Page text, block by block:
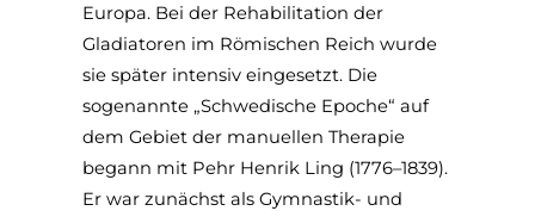
Europa. Bei der Rehabilitation der
Gladiatoren im Römischen Reich wurde
sie später intensiv eingesetzt. Die
sogenannte „Schwedische Epoche“ auf
dem Gebiet der manuellen Therapie
begann mit Pehr Henrik Ling (1776–1839).
Er war zunächst als Gymnastik- und